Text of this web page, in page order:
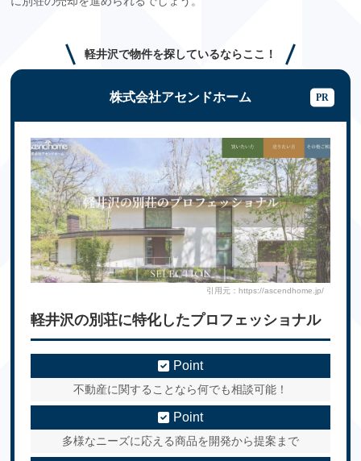
軽井沢で物件を探しているならここ！
株式会社アセンドホーム
引用元：https://ascendhome.jp/
軽井沢の別荘に特化したプロフェッショナル
Point
不動産に関することなら何でも相談可能！
Point
多様なニーズに応える商品を開発から提案まで